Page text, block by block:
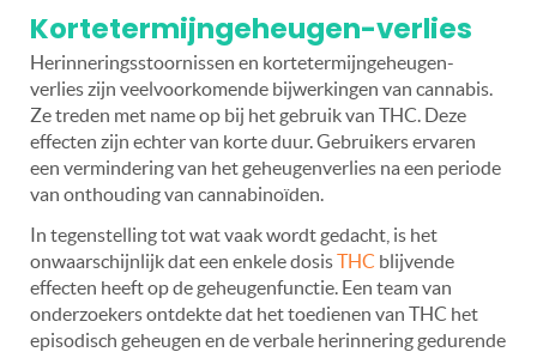
Kortetermijngeheugen-verlies
Herinneringsstoornissen en kortetermijngeheugen-
verlies zijn veelvoorkomende bijwerkingen van cannabis.
Ze treden met name op bij het gebruik van THC. Deze
effecten zijn echter van korte duur. Gebruikers ervaren
een vermindering van het geheugenverlies na een periode
van onthouding van cannabinoïden.
In tegenstelling tot wat vaak wordt gedacht, is het
onwaarschijnlijk dat een enkele dosisTHC blijvende
effecten heeft op de geheugenfunctie. Een team van
onderzoekers ontdekte dat het toedienen van THC het
episodisch geheugen en de verbale herinnering gedurende